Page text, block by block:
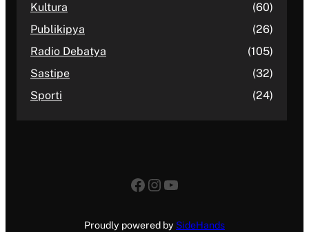
Kultura
(60)
Publikipya
(26)
Radio Debatya
(105)
Sastipe
(32)
Sporti
(24)
Facebook
Instagram
YouTube
Proudly powered by SideHands